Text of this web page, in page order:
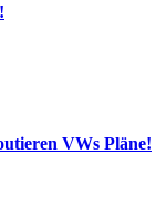
VWs Pläne!